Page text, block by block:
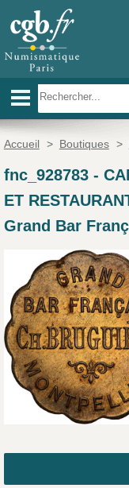
Accueil > Boutiques >
fnc_928783-
ET
Grand Bar